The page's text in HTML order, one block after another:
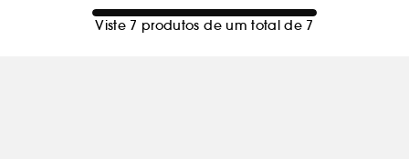
Viste 7 produtos de um total de 7